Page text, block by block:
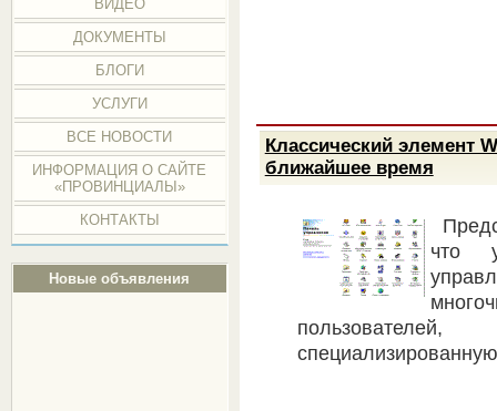
ВИДЕО
ДОКУМЕНТЫ
БЛОГИ
УСЛУГИ
ВСЕ НОВОСТИ
ИНФОРМАЦИЯ О САЙТЕ
«ПРОВИНЦИАЛЫ»
КОНТАКТЫ
Новые объявления
Классический элемент
ближайшее время
что